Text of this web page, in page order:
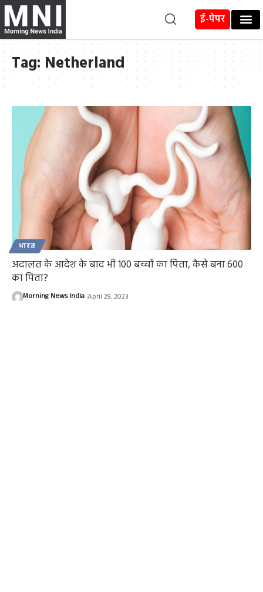
ई-पेपर
Tag: Netherland
भारत
अदालत के आदेश के बाद भी 100 बच्चों का पिता, कैसे बना 600
का पिता?
Morning News India April 29, 2023